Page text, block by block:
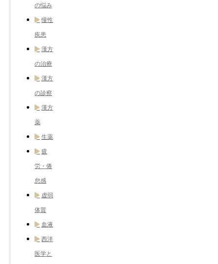
の悩み
慢性
疾患
漢方
の治療
漢方
の診察
漢方
薬
生薬
疲
労・倦
怠感
虚弱
体質
血液
西洋
医学と